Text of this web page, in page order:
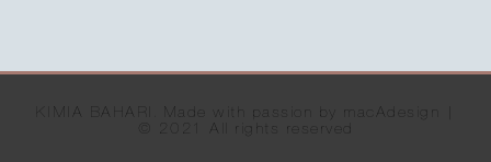
KIMIA BAHARI. Made with passion by macAdesign |
© 2021 All rights reserved​